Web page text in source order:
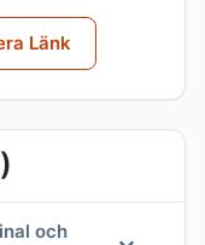
Länk
och